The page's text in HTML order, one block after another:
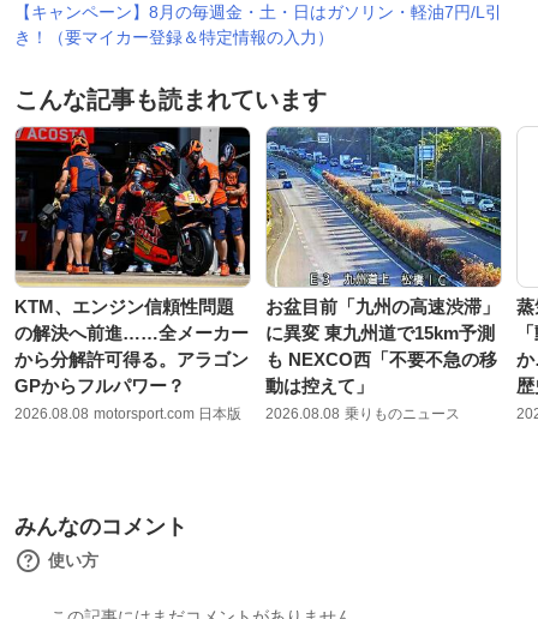
【キャンペーン】8月の毎週金・土・日はガソリン・軽油7円/L引
き！（要マイカー登録＆特定情報の入力）
こんな記事も読まれています
KTM、エンジン信頼性問題
の解決へ前進……全メーカー
から分解許可得る。アラゴン
GPからフルパワー？
2026.08.08 motorsport.com 日本版
お盆目前「九州の高速渋滞」
に異変 東九州道で15km予測
も NEXCO西「不要不急の移
動は控えて」
2026.08.08 乗りものニュース
蒸
みんなのコメント
使い方